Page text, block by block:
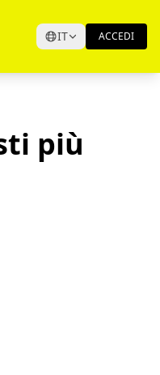
IT ACCEDI
più